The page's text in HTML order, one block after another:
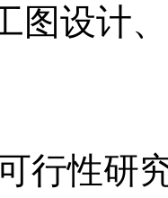
图设计
行性研